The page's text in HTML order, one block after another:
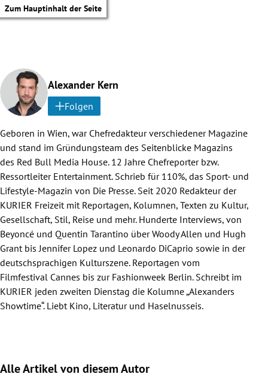
Zum Hauptinhalt der Seite
Untermenü
Untermenü
Untermenü
Untermenü
Alexander Kern
Folgen
Geboren in Wien, war Chefredakteur verschiedener Magazine
und stand im Gründungsteam des Seitenblicke Magazins
des Red Bull Media House. 12 Jahre Chefreporter bzw.
Ressortleiter Entertainment. Schrieb für 110%, das Sport- und
Lifestyle-Magazin von Die Presse. Seit 2020 Redakteur der
KURIER Freizeit mit Reportagen, Kolumnen, Texten zu Kultur,
Gesellschaft, Stil, Reise und mehr. Hunderte Interviews, von
Beyoncé und Quentin Tarantino über Woody Allen und Hugh
Grant bis Jennifer Lopez und Leonardo DiCaprio sowie in der
deutschsprachigen Kulturszene. Reportagen vom
Filmfestival Cannes bis zur Fashionweek Berlin. Schreibt im
KURIER jeden zweiten Dienstag die Kolumne „Alexanders
Showtime“. Liebt Kino, Literatur und Haselnusseis.
Alle Artikel von diesem Autor